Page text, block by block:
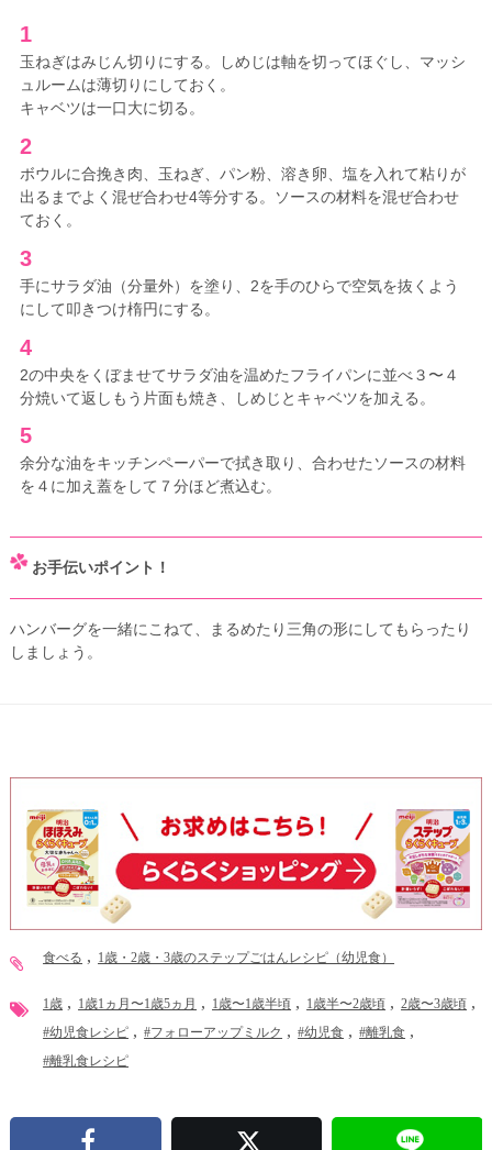
1
玉ねぎはみじん切りにする。しめじは軸を切ってほぐし、マッシ
ュルームは薄切りにしておく。
キャベツは一口大に切る。
2
ボウルに合挽き肉、玉ねぎ、パン粉、溶き卵、塩を入れて粘りが
出るまでよく混ぜ合わせ4等分する。ソースの材料を混ぜ合わせ
ておく。
3
手にサラダ油（分量外）を塗り、2を手のひらで空気を抜くよう
にして叩きつけ楕円にする。
4
2の中央をくぼませてサラダ油を温めたフライパンに並べ３〜４
分焼いて返しもう片面も焼き、しめじとキャベツを加える。
5
余分な油をキッチンペーパーで拭き取り、合わせたソースの材料
を４に加え蓋をして７分ほど煮込む。
お手伝いポイント！
ハンバーグを一緒にこねて、まるめたり三角の形にしてもらったり
しましょう。
食べる 1歳・2歳・3歳のステップごはんレシピ（幼児食）
1歳 1歳1ヵ月〜1歳5ヵ月 1歳〜1歳半頃 1歳半〜2歳頃 2歳〜3歳頃
#幼児食レシピ #フォローアップミルク #幼児食 #離乳食
#離乳食レシピ